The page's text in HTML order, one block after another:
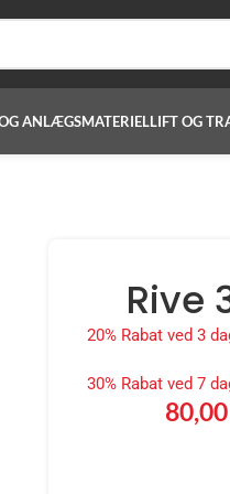
ANLÆGSMATERIELLIFT OG
Rive
20% Rabat ved 3
30% Rabat ved 7
80,00